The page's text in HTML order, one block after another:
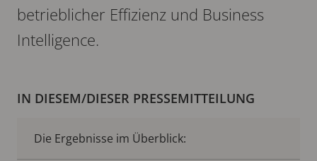
betrieblicher Effizienz und Business
Intelligence.
IN DIESEM/DIESER PRESSEMITTEILUNG
Die Ergebnisse im Überblick: